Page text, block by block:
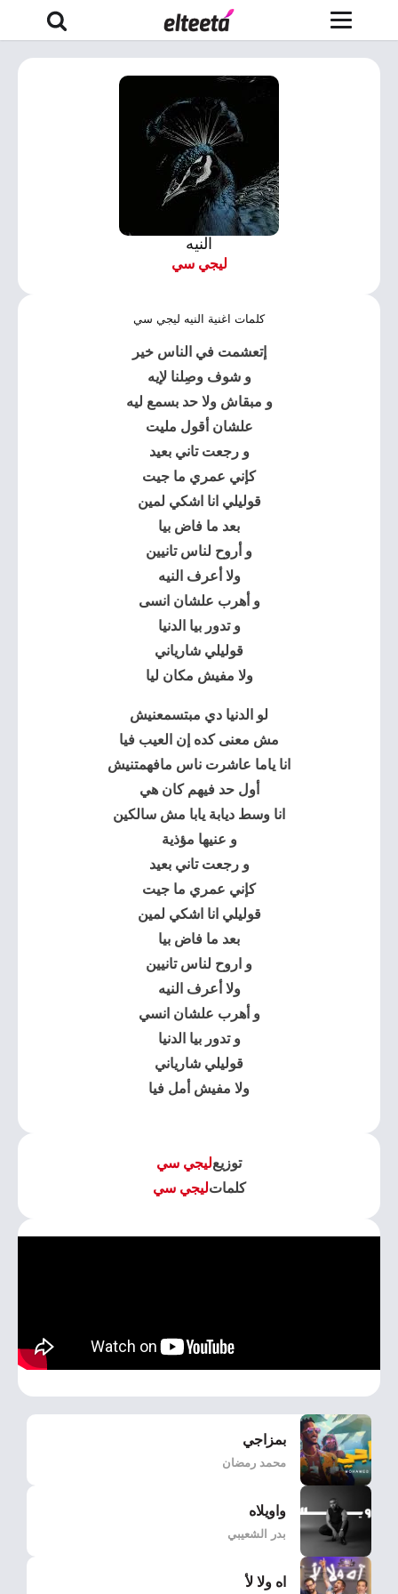
النيه
ليجي سي
كلمات اغنية النيه ليجي سي
إتعشمت في الناس خير
و شوف وصِلنا لإيه
و مبقاش ولا حد بسمع ليه
علشان أقول مليت
و رجعت تاني بعيد
كإني عمري ما جيت
قوليلي انا اشكي لمين
بعد ما فاض بيا
و أروح لناس تانيين
ولا أعرف النيه
و أهرب علشان انسى
و تدور بيا الدنيا
قوليلي شارياني
ولا مفيش مكان ليا
لو الدنيا دي مبتسمعنيش
مش معنى كده إن العيب فيا
انا ياما عاشرت ناس مافهمتنيش
أول حد فيهم كان هي
انا وسط ديابة يابا مش سالكين
و عنيها مؤذية
و رجعت تاني بعيد
كإني عمري ما جيت
قوليلي انا اشكي لمين
بعد ما فاض بيا
و اروح لناس تانيين
ولا أعرف النيه
و أهرب علشان انسي
و تدور بيا الدنيا
قوليلي شارياني
ولا مفيش أمل فيا
توزيعليجي سي
كلماتليجي سي
بمزاجي
محمد رمضان
واويلاه
بدر الشعيبي
اه ولا لأ